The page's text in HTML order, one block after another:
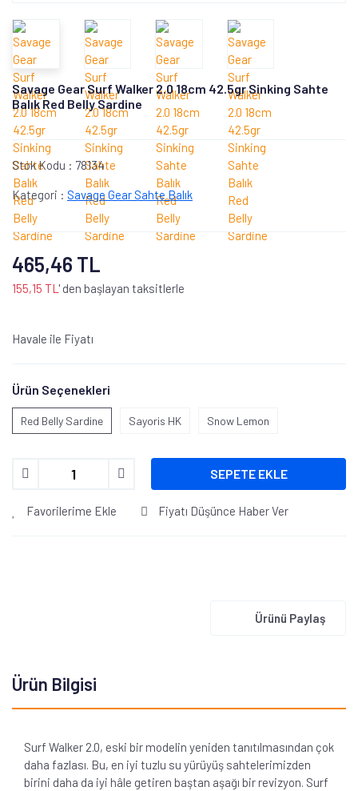
Savage Gear Surf Walker 2.0 18cm 42.5gr Sinking Sahte
Balık Red Belly Sardine
Stok Kodu : 78134
Kategori : Savage Gear Sahte Balık
465,46 TL
155,15 TL ' den başlayan taksitlerle
Havale ile Fiyatı
Ürün Seçenekleri
Red Belly Sardine Sayoris HK Snow Lemon
SEPETE EKLE
Favorilerime Ekle Fiyatı Düşünce Haber Ver
Ürünü Paylaş
Ürün Bilgisi
Surf Walker 2.0, eski bir modelin yeniden tanıtılmasından çok
daha fazlası. Bu, en iyi tuzlu su yürüyüş sahtelerimizden
birini daha da iyi hâle getiren baştan aşağı bir revizyon. Surf